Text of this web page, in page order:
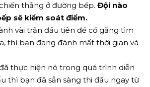
thắng ở đường bếp. Đội nào
sẽ kiểm soát điểm.
vài trận đầu tiên để cố gắng tìm
thì bạn đang đánh mất thời gian và
thực hiện nó trong quá trình diễn
thì bạn đã sẵn sàng thi đấu ngay từ